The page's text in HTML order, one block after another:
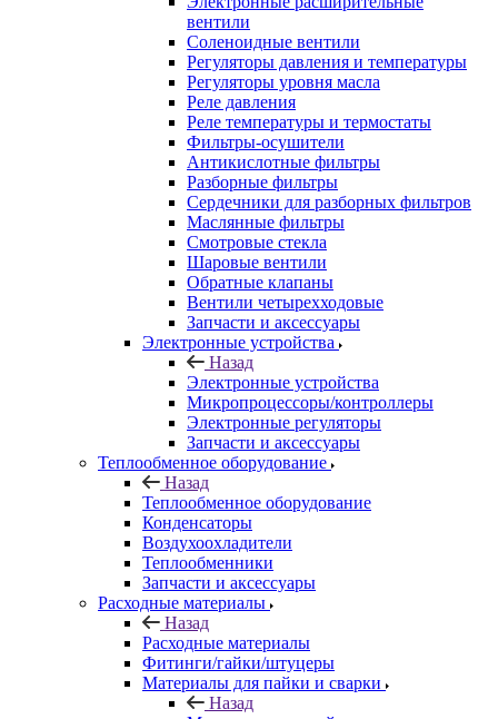
вентили
Соленоидные вентили
Регуляторы давления и температуры
Регуляторы уровня масла
Реле давления
Реле температуры и термостаты
Фильтры-осушители
Антикислотные фильтры
Разборные фильтры
Сердечники для разборных фильтров
Маслянные фильтры
Смотровые стекла
Шаровые вентили
Обратные клапаны
Вентили четырехходовые
Запчасти и аксессуары
Электронные устройства
Назад
Электронные устройства
Микропроцессоры/контроллеры
Электронные регуляторы
Запчасти и аксессуары
Теплообменное оборудование
Назад
Теплообменное оборудование
Конденсаторы
Воздухоохладители
Теплообменники
Запчасти и аксессуары
Расходные материалы
Назад
Расходные материалы
Фитинги/гайки/штуцеры
Материалы для пайки и сварки
Назад